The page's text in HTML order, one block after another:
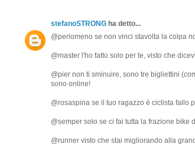
stefanoSTRONG ha detto...
@perlomeno se non vinci stavolta la colpa
@master l'ho fatto solo per te, visto che
@pier non ti sminuire, sono tre bigliettini
sono online!
@rosaspina se il tuo ragazzo è ciclista fallo
@semper solo se ci fai tutta la frazione bike
@runner visto che stai migliorando alla